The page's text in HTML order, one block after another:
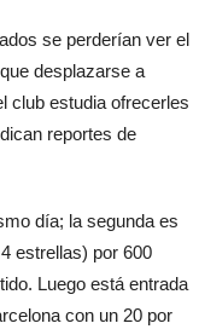
se perderían ver el
desplazarse a
club estudia ofrecerles
reportes de
día; la segunda es
estrellas) por 600
Luego está entrada
con un 20 por